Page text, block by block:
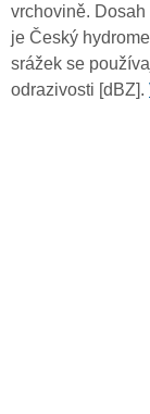
vrchovině.
je Český
srážek se
odrazivosti [dBZ].